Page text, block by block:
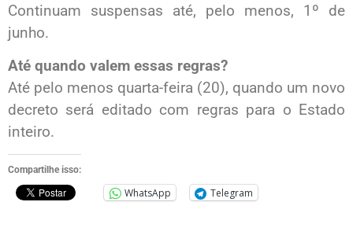
Continuam suspensas até, pelo menos, 1º de
junho.
Até quando valem essas regras?
Até pelo menos quarta-feira (20), quando um novo
decreto será editado com regras para o Estado
inteiro.
Compartilhe isso:
WhatsApp Telegram